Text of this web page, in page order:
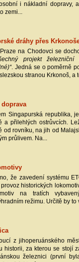
i nákladní dopravy,
zemi...
dráhy přes
na Chodovci se
projekt
. Jedná se o poměrně
stranou Krkonoš, a
Singapurská republika,
a přilehlých ostrůvcích.
od rovníku, na jih od
průlivem. Na...
že zavedení systému
historických
na tratích
režimu. Určitě by to
z jihoperuánského
historii, za kterou se stojí
železnici (první